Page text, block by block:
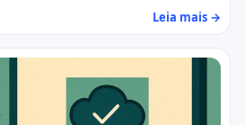
Leia mais →